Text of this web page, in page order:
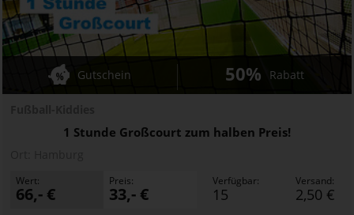
1 Stunde Großcourt zum halben Preis!
Gutschein 50% Rabatt
Wert:
66,- €
Preis:
33,- €
Verfügbar:
15
Versand:
2,50 €